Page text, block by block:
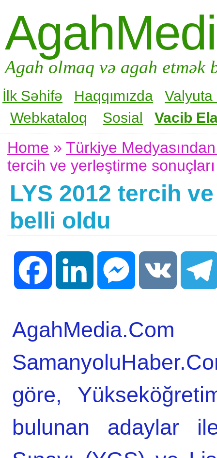
Agah olmaq və agah
İlk Səhifə Haqqımızda
Valyuta
Webkataloq
Sosial Vacib
Home » Türkiye
tercih ve yerleştirme
LYS 2012 tercih
belli oldu
Facebook LinkedIn Messenger VK
göre,
bulunan adaylar